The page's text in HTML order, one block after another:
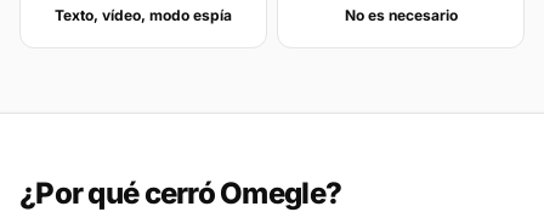
Texto, vídeo, modo espía No es necesario
¿Por qué cerró Omegle?